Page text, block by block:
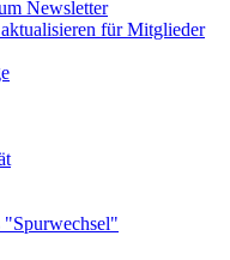
Newsletter
für Mitglieder